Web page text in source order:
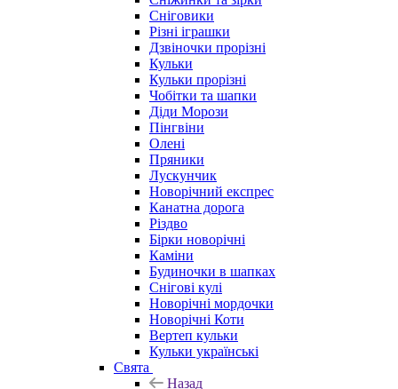
Сніговики
Різні іграшки
Дзвіночки прорізні
Кульки
Кульки прорізні
Чобітки та шапки
Діди Морози
Пінгвіни
Олені
Пряники
Лускунчик
Новорічний експрес
Канатна дорога
Різдво
Бірки новорічні
Каміни
Будиночки в шапках
Снігові кулі
Новорічні мордочки
Новорічні Коти
Вертеп кульки
Кульки українські
Свята
Назад